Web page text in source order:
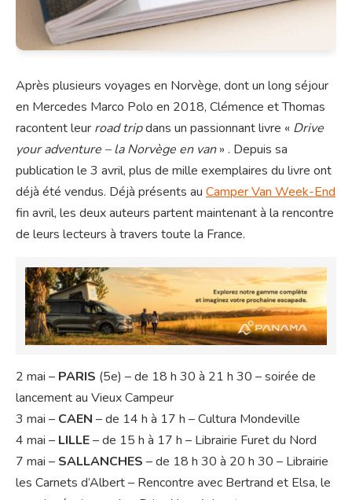
Après plusieurs voyages en Norvège, dont un long séjour
en Mercedes Marco Polo en 2018, Clémence et Thomas
racontent leur road tripdans un passionnant livre « Drive
your adventure – la Norvège en van» . Depuis sa
publication le 3 avril, plus de mille exemplaires du livre ont
déjà été vendus. Déjà présents au Camper Van Week-End
fin avril, les deux auteurs partent maintenant à la rencontre
de leurs lecteurs à travers toute la France.
2 mai – PARIS (5e) – de 18 h 30 à 21 h 30 – soirée de
lancement au Vieux Campeur
3 mai – CAEN – de 14 h à 17 h – Cultura Mondeville
4 mai – LILLE– de 15 h à 17 h – Librairie Furet du Nord
7 mai – SALLANCHES – de 18 h 30 à 20 h 30 – Librairie
les Carnets d’Albert – Rencontre avec Bertrand et Elsa, le